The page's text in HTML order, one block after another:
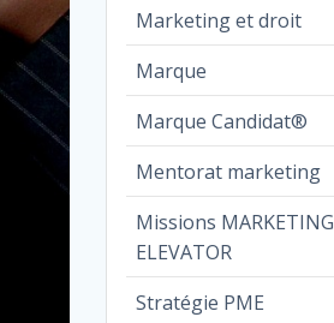
Marketing et droit
Marque
Marque Candidat®
Mentorat marketing
Missions MARKETING
ELEVATOR
Stratégie PME